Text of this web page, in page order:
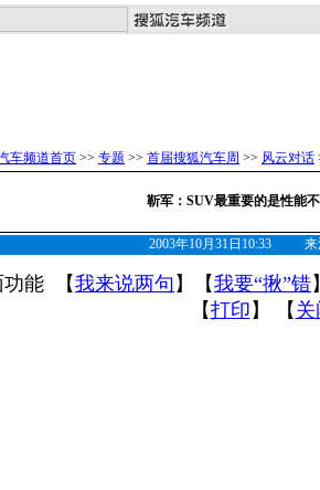
车频道首页 >> 专题 >> 首届搜狐汽车周 >> 风云对话
靳军：SUV最重要的是性能
2003年10月31日10:33 来
功能 【我来说两句 】【我要“揪”错
【打印 】 【 关